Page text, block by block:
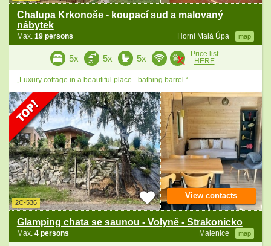
Chalupa Krkonoše - koupací sud a malovaný
nábytek
Horní Malá Úpa map
Max. 19 persons
5x 5x 5x
Price list
HERE
„Luxury cottage in a beautiful place - bathing barrel.“
2C-536
Glamping chata se saunou - Volyně - Strakonicko
Malenice map
Max. 4 persons
View contacts